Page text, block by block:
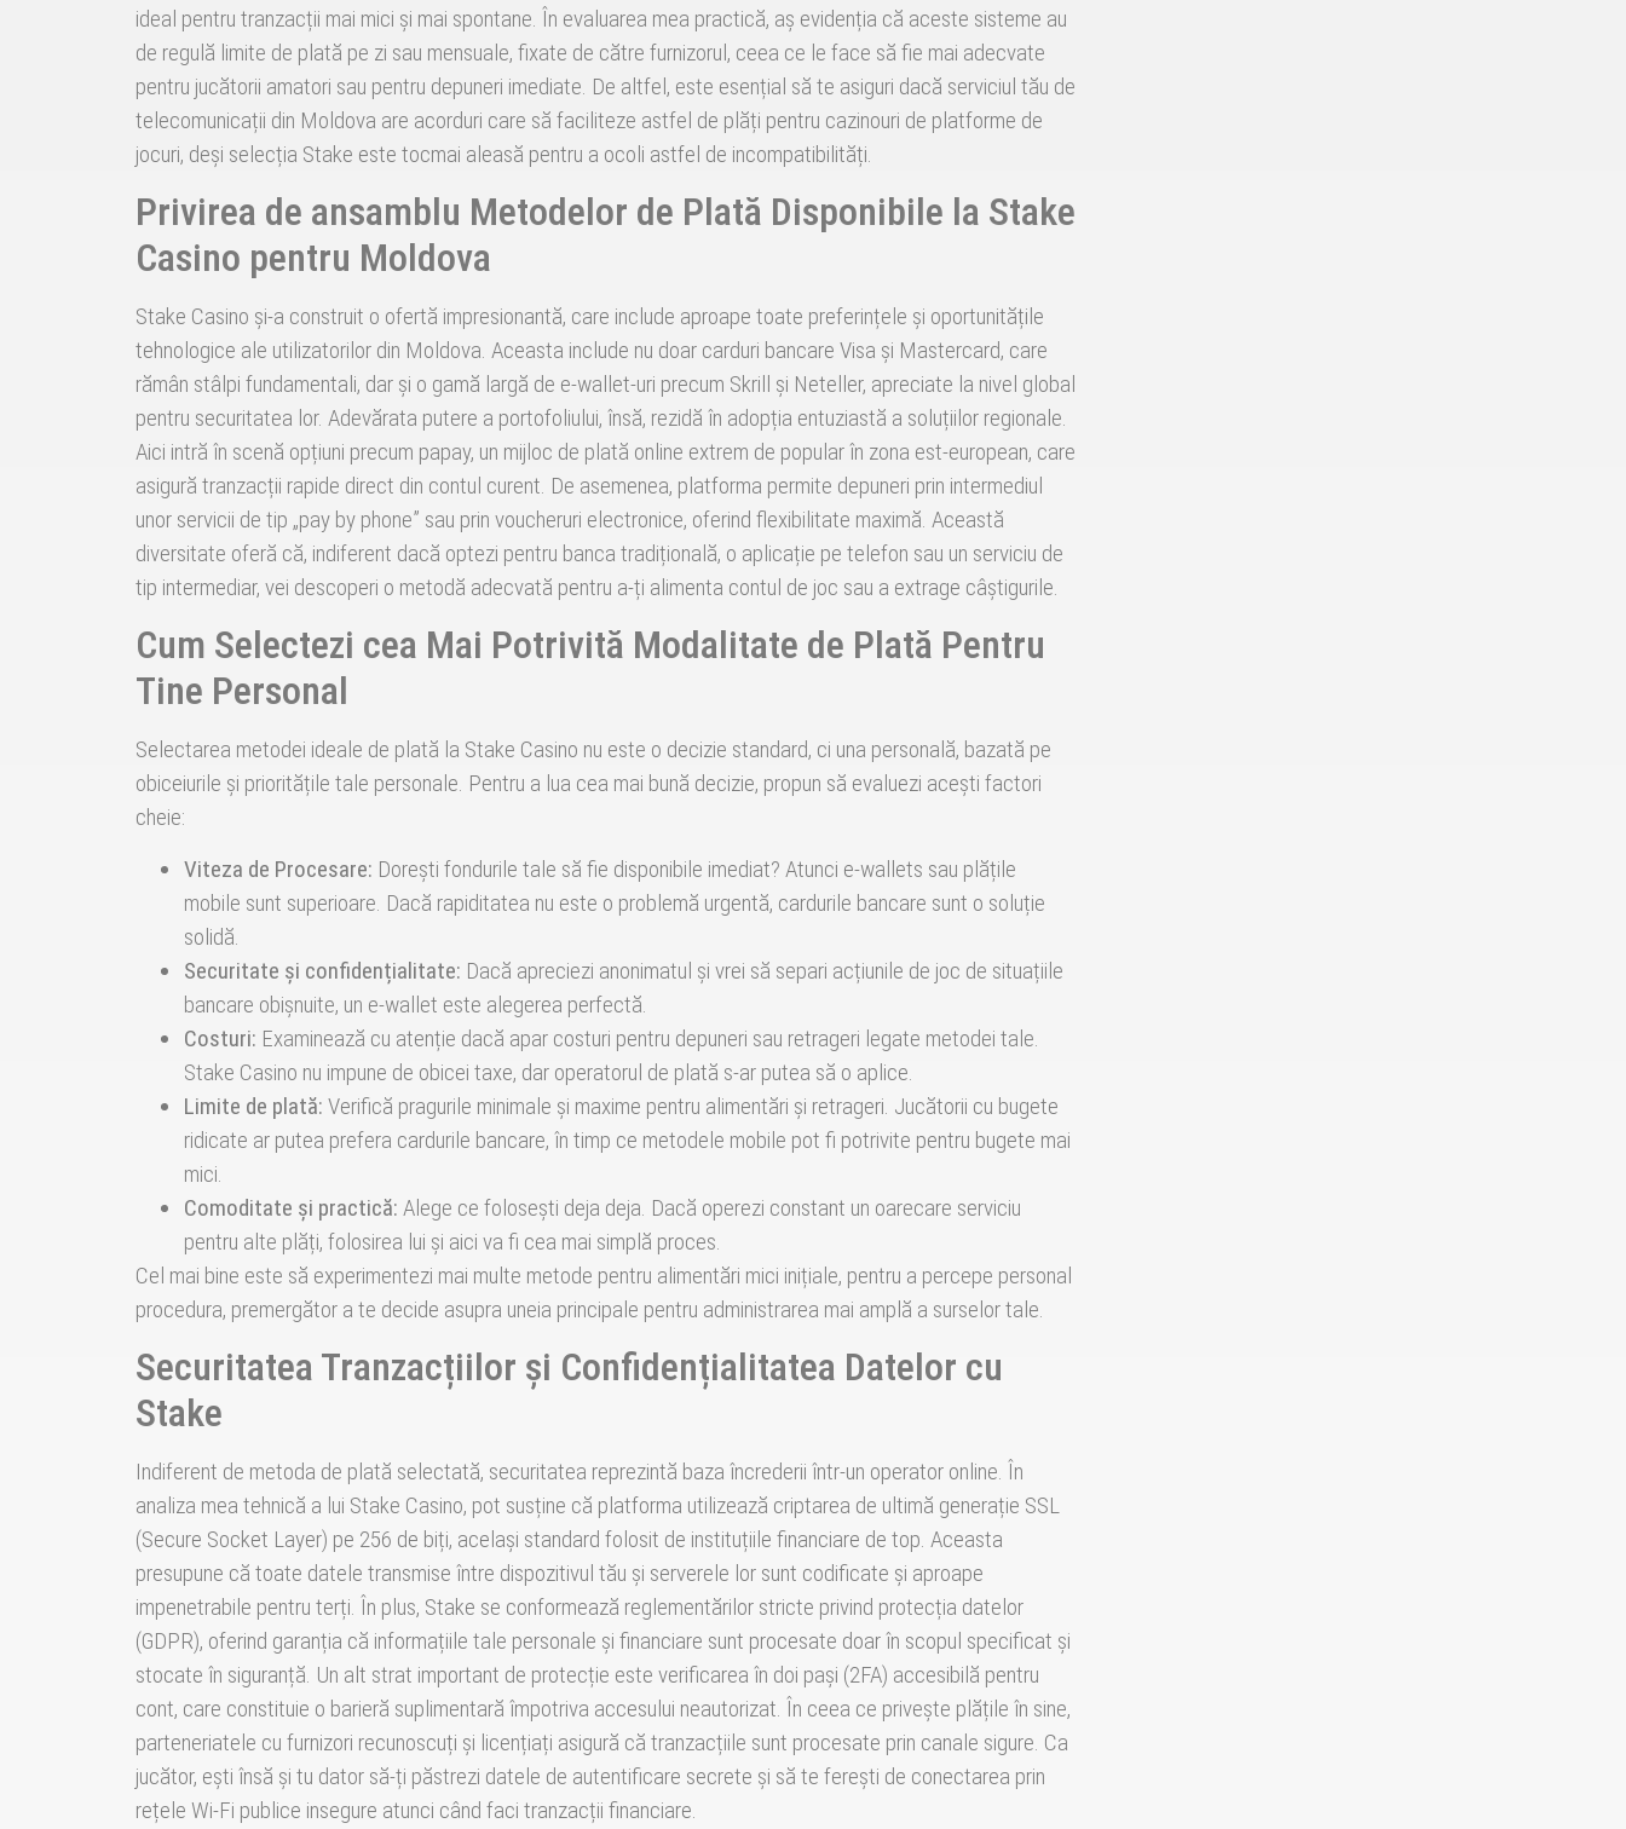
ideal pentru tranzacții mai mici și mai spontane. În evaluarea mea practică, aș evidenția că aceste sisteme au
de regulă limite de plată pe zi sau mensuale, fixate de către furnizorul, ceea ce le face să fie mai adecvate
pentru jucătorii amatori sau pentru depuneri imediate. De altfel, este esențial să te asiguri dacă serviciul tău de
telecomunicații din Moldova are acorduri care să faciliteze astfel de plăți pentru cazinouri de platforme de
jocuri, deși selecția Stake este tocmai aleasă pentru a ocoli astfel de incompatibilități.
Privirea de ansamblu Metodelor de Plată Disponibile la Stake
Casino pentru Moldova
Stake Casino și-a construit o ofertă impresionantă, care include aproape toate preferințele și oportunitățile
tehnologice ale utilizatorilor din Moldova. Aceasta include nu doar carduri bancare Visa și Mastercard, care
rămân stâlpi fundamentali, dar și o gamă largă de e-wallet-uri precum Skrill și Neteller, apreciate la nivel global
pentru securitatea lor. Adevărata putere a portofoliului, însă, rezidă în adopția entuziastă a soluțiilor regionale.
Aici intră în scenă opțiuni precum papay, un mijloc de plată online extrem de popular în zona est-european, care
asigură tranzacții rapide direct din contul curent. De asemenea, platforma permite depuneri prin intermediul
unor servicii de tip „pay by phone” sau prin voucheruri electronice, oferind flexibilitate maximă. Această
diversitate oferă că, indiferent dacă optezi pentru banca tradițională, o aplicație pe telefon sau un serviciu de
tip intermediar, vei descoperi o metodă adecvată pentru a-ți alimenta contul de joc sau a extrage câștigurile.
Cum Selectezi cea Mai Potrivită Modalitate de Plată Pentru
Tine Personal
Selectarea metodei ideale de plată la Stake Casino nu este o decizie standard, ci una personală, bazată pe
obiceiurile și prioritățile tale personale. Pentru a lua cea mai bună decizie, propun să evaluezi acești factori
cheie:
Viteza de Procesare: Dorești fondurile tale să fie disponibile imediat? Atunci e-wallets sau plățile
mobile sunt superioare. Dacă rapiditatea nu este o problemă urgentă, cardurile bancare sunt o soluție
solidă.
Securitate și confidențialitate: Dacă apreciezi anonimatul și vrei să separi acțiunile de joc de situațiile
bancare obișnuite, un e-wallet este alegerea perfectă.
Costuri: Examinează cu atenție dacă apar costuri pentru depuneri sau retrageri legate metodei tale.
Stake Casino nu impune de obicei taxe, dar operatorul de plată s-ar putea să o aplice.
Limite de plată: Verifică pragurile minimale și maxime pentru alimentări și retrageri. Jucătorii cu bugete
ridicate ar putea prefera cardurile bancare, în timp ce metodele mobile pot fi potrivite pentru bugete mai
mici.
Comoditate și practică: Alege ce folosești deja deja. Dacă operezi constant un oarecare serviciu
pentru alte plăți, folosirea lui și aici va fi cea mai simplă proces.
Cel mai bine este să experimentezi mai multe metode pentru alimentări mici inițiale, pentru a percepe personal
procedura, premergător a te decide asupra uneia principale pentru administrarea mai amplă a surselor tale.
Securitatea Tranzacțiilor și Confidențialitatea Datelor cu
Stake
Indiferent de metoda de plată selectată, securitatea reprezintă baza încrederii într-un operator online. În
analiza mea tehnică a lui Stake Casino, pot susține că platforma utilizează criptarea de ultimă generație SSL
(Secure Socket Layer) pe 256 de biți, același standard folosit de instituțiile financiare de top. Aceasta
presupune că toate datele transmise între dispozitivul tău și serverele lor sunt codificate și aproape
impenetrabile pentru terți. În plus, Stake se conformează reglementărilor stricte privind protecția datelor
(GDPR), oferind garanția că informațiile tale personale și financiare sunt procesate doar în scopul specificat și
stocate în siguranță. Un alt strat important de protecție este verificarea în doi pași (2FA) accesibilă pentru
cont, care constituie o barieră suplimentară împotriva accesului neautorizat. În ceea ce privește plățile în sine,
parteneriatele cu furnizori recunoscuți și licențiați asigură că tranzacțiile sunt procesate prin canale sigure. Ca
jucător, ești însă și tu dator să-ți păstrezi datele de autentificare secrete și să te ferești de conectarea prin
rețele Wi-Fi publice insegure atunci când faci tranzacții financiare.